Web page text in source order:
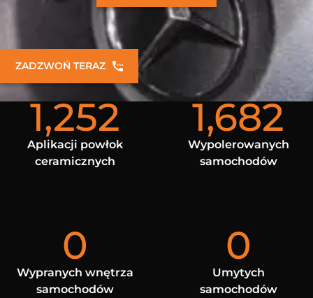
ZADZWOŃ TERAZ
1,252
Aplikacji powłok
ceramicznych
1,682
Wypolerowanych
samochodów
0
Wypranych wnętrza
samochodów
0
Umytych
samochodów